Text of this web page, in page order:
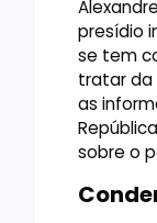
presídio
se tem
tratar da
as
sobre o